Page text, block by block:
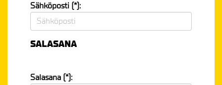
Sähköposti (*):
SALASANA
Salasana (*):